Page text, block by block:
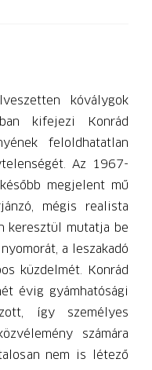
kóválygok
kifejezi Konrád
feloldhatatlan
Az 1967-
megjelent mű
mégis realista
keresztül mutatja be
a leszakadó
küzdelmét. Konrád
évig gyámhatósági
így személyes
számára
nem is létező